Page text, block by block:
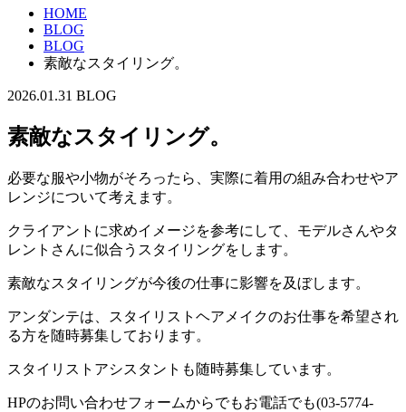
HOME
BLOG
BLOG
素敵なスタイリング。
2026.01.31 BLOG
素敵なスタイリング。
必要な服や小物がそろったら、実際に着用の組み合わせやア
レンジについて考えます。
クライアントに求めイメージを参考にして、モデルさんやタ
レントさんに似合うスタイリングをします。
素敵なスタイリングが今後の仕事に影響を及ぼします。
アンダンテは、スタイリストヘアメイクのお仕事を希望され
る方を随時募集しております。
スタイリストアシスタントも随時募集しています。
HPのお問い合わせフォームからでもお電話でも(03-5774-